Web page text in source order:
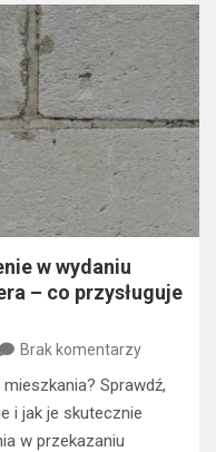
w wydaniu
– co przysługuje
Brak komentarzy
Sprawdź,
i jak je skutecznie
w przekazaniu